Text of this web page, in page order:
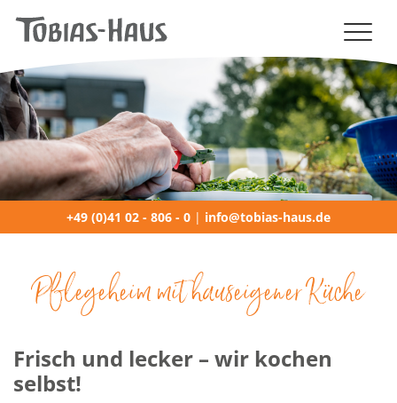
NAVIGATION (MOBILE)
+49 (0)41 02 - 806 - 0 | info@tobias-haus.de
Pflegeheim mit hauseigener Küche
Frisch und lecker – wir kochen
selbst!